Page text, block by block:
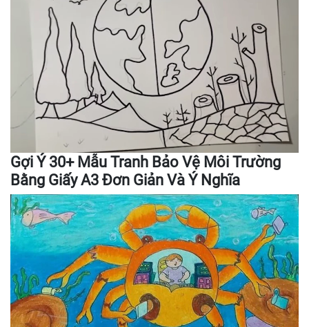
Gợi Ý 30+ Mẫu Tranh Bảo Vệ Môi Trường
Bằng Giấy A3 Đơn Giản Và Ý Nghĩa